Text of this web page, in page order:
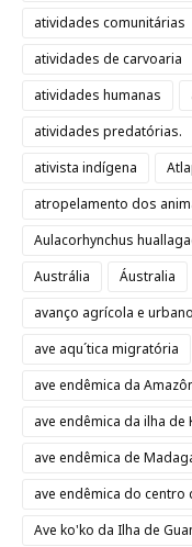
atividades comunitárias
atividades de carvoaria
atividades humanas
atividades predatórias.
ativista indígena
atropelamento dos
Aulacorhynchus
Austrália
Áustralia
avanço agrícola e urbano
ave aqu´tica migratória
ave endêmica da
ave endêmica da ilha de
ave endêmica de
ave endêmica do centro
Ave ko'ko da Ilha de